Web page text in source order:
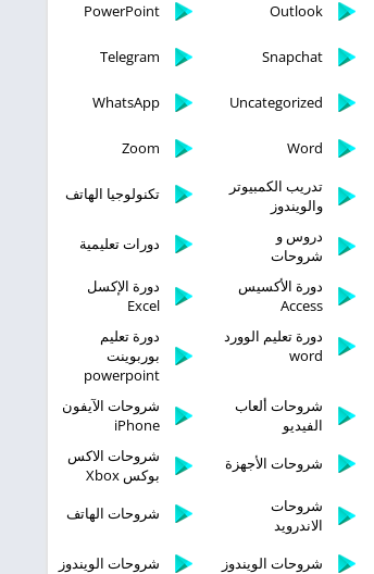
Outlook
PowerPoint
Snapchat
Telegram
Uncategorized
WhatsApp
Word
Zoom
تدريب الكمبيوتر
والويندوز
تكنولوجيا الهاتف
دروس و
شروحات
دورات تعليمية
دورة الأكسيس
Access
دورة الإكسل
Excel
دورة تعليم الوورد
word
دورة تعليم
بوربوينت
powerpoint
شروحات ألعاب
الفيديو
شروحات الآيفون
iPhone
شروحات الأجهزة
شروحات الاكس
بوكس Xbox
شروحات
الاندرويد
شروحات الهاتف
شروحات الويندوز
شروحات الويندوز